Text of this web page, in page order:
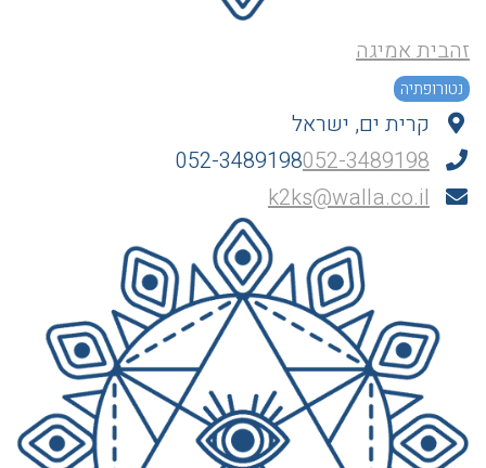
זהבית אמיגה
נטורופתיה
קרית ים, ישראל
052-3489198052-3489198
k2ks@walla.co.il